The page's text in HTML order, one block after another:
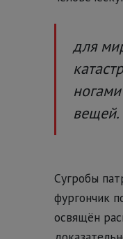
для
вещей.
Сугробы
фургончик
освящён